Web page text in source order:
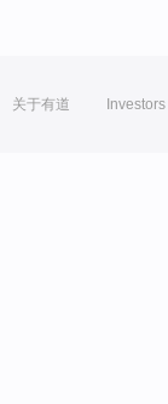
关于有道 Investors